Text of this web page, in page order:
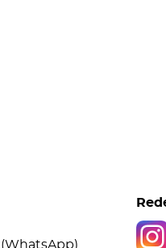
(WhatsApp)